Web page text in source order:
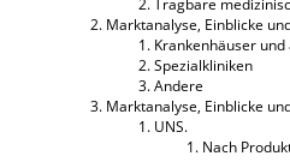
Marktanalyse, Einblicke
Krankenhäuser
Spezialkliniken
Andere
Marktanalyse, Einblicke
UNS.
Nach